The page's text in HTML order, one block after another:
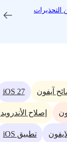
التحذيرات
آيفون iOS 27
إصلاح الأندرويد
تطبيق iOS